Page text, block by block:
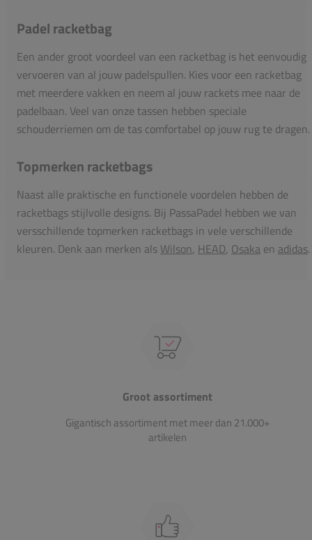
Padel racketbag
Een ander groot voordeel van een racketbag is het eenvoudig
vervoeren van al jouw padelspullen. Kies voor een racketbag
met meerdere vakken en neem al jouw rackets mee naar de
padelbaan. Veel van onze tassen hebben speciale
schouderriemen om de tas comfortabel op jouw rug te dragen.
Topmerken racketbags
Naast alle praktische en functionele voordelen hebben de
racketbags stijlvolle designs. Bij PassaPadel hebben we van
versschillende topmerken racketbags in vele verschillende
kleuren. Denk aan merken als Wilson, HEAD, Osaka en adidas.
Groot assortiment
Gigantisch assortiment met meer dan 21.000+
artikelen